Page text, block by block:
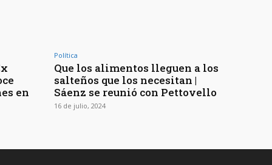
en
Política
Que los alimentos lleguen a los
salteños que los necesitan |
Sáenz se reunió con Pettovello
16 de julio, 2024